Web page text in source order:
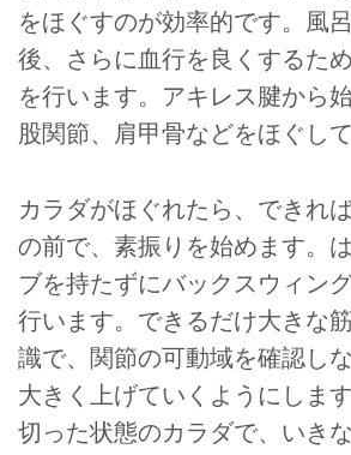
をほぐすのが効率的です。風
後、さらに血行を良くするた
を行います。アキレス腱から
股関節、肩甲骨などをほぐし
カラダがほぐれたら、できれ
の前で、素振りを始めます。
ブを持たずにバックスウィン
行います。できるだけ大きな
識で、関節の可動域を確認し
大きく上げていくようにしま
切った状態のカラダで、いき